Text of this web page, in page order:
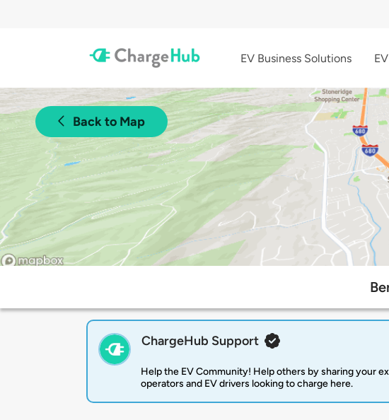
EV Business Solutions
Back to Map
ChargeHub Support
Help the EV Community! Help others by sharing your
operators and EV drivers looking to charge here.